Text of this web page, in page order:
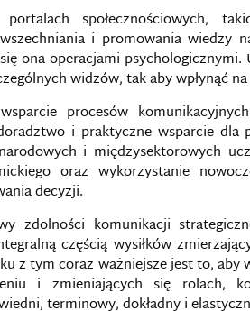
społecznościowych,
i promowania wiedzy
ona operacjami
widzów, tak aby wpłynąć
procesów
i praktyczne wsparcie dla
i międzysektorowych
oraz wykorzystanie
decyzji.
zdolności komunikacji
częścią wysiłków
z tym coraz ważniejsze jest to, aby
i zmieniających się rolach,
terminowy, dokładny i